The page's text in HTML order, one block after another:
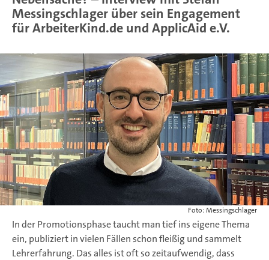
Messingschlager über sein Engagement
für ArbeiterKind.de und ApplicAid e.V.
Foto: Messingschlager
In der Promotionsphase taucht man tief ins eigene Thema
ein, publiziert in vielen Fällen schon fleißig und sammelt
Lehrerfahrung. Das alles ist oft so zeitaufwendig, dass